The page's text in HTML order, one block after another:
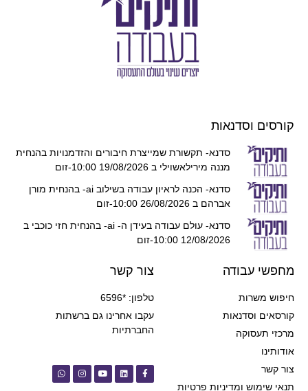
קורסים וסדנאות
סדנא- תקשורת שמייצרת חיבורים והזדמנויות בהנחית
מננה מירילאשוילי ב 19/08/2026 10:00-זום
סדנא- הכנה לראיון עבודה בשילוב ai- בהנחית מורן
אברהם ב 26/08/2026 10:00-זום
סדנא- עולם עבודה בעידן ה- ai- בהנחית חזי כוכבי ב
12/08/2026 10:00-זום
מחפשי עבודה
חיפוש משרות
קורסאים וסדנאות
מרכזי תעסוקה
אודותינו
צור קשר
תנאי שימוש ומדיניות פרטיות
צור קשר
טלפון: *6596
עקבו אחרינו גם ברשתות
החברתיות